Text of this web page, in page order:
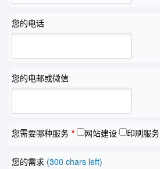
您的电话
您的电邮或微信
您需要哪种服务 * 网站建设 印刷服务
您的需求 (300 chars left)